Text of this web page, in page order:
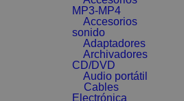
MP3-MP4
Accesorios
sonido
Adaptadores
Archivadores
CD/DVD
Audio portátil
Cables
Electrónica